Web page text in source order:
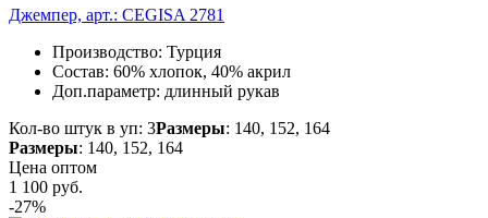
Джемпер, арт.: CEGISA 2781
Производство: Турция
Состав: 60% хлопок, 40% акрил
Доп.параметр: длинный рукав
Кол-во штук в уп: 3Размеры: 140, 152, 164
Размеры: 140, 152, 164
Цена оптом
1 100 руб.
-27%